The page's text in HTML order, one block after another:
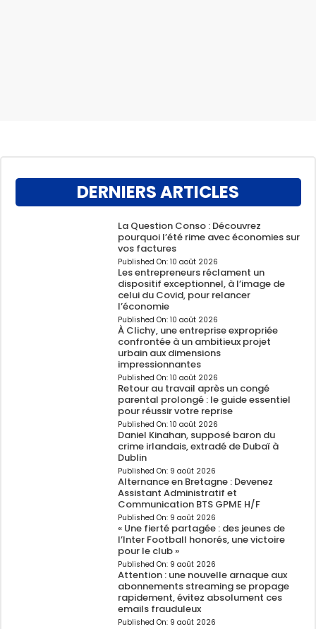
DERNIERS ARTICLES
La Question Conso : Découvrez
pourquoi l’été rime avec économies sur
vos factures
Published On: 10 août 2026
Les entrepreneurs réclament un
dispositif exceptionnel, à l’image de
celui du Covid, pour relancer
l’économie
Published On: 10 août 2026
À Clichy, une entreprise expropriée
confrontée à un ambitieux projet
urbain aux dimensions
impressionnantes
Published On: 10 août 2026
Retour au travail après un congé
parental prolongé : le guide essentiel
pour réussir votre reprise
Published On: 10 août 2026
Daniel Kinahan, supposé baron du
crime irlandais, extradé de Dubaï à
Dublin
Published On: 9 août 2026
Alternance en Bretagne : Devenez
Assistant Administratif et
Communication BTS GPME H/F
Published On: 9 août 2026
« Une fierté partagée : des jeunes de
l’Inter Football honorés, une victoire
pour le club »
Published On: 9 août 2026
Attention : une nouvelle arnaque aux
abonnements streaming se propage
rapidement, évitez absolument ces
emails frauduleux
Published On: 9 août 2026